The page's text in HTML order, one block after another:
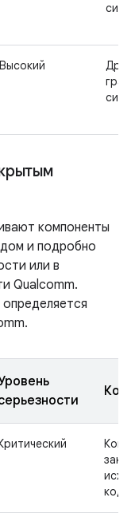
Высокий
компоненты
и подробно
или в
Qualcomm.